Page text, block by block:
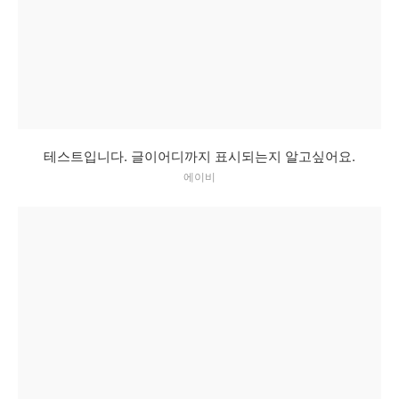
테스트입니다. 글이어디까지 표시되는지 알고싶어요.
에이비